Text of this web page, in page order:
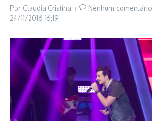
Por Claudia Cristina
Nenhum comentário
24/11/2016 16:19